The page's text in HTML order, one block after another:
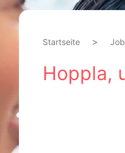
Startseite
Hoppla,